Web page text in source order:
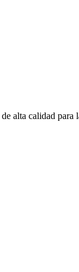
alta calidad para